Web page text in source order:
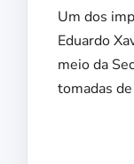
Um dos
Eduardo
meio da
tomadas